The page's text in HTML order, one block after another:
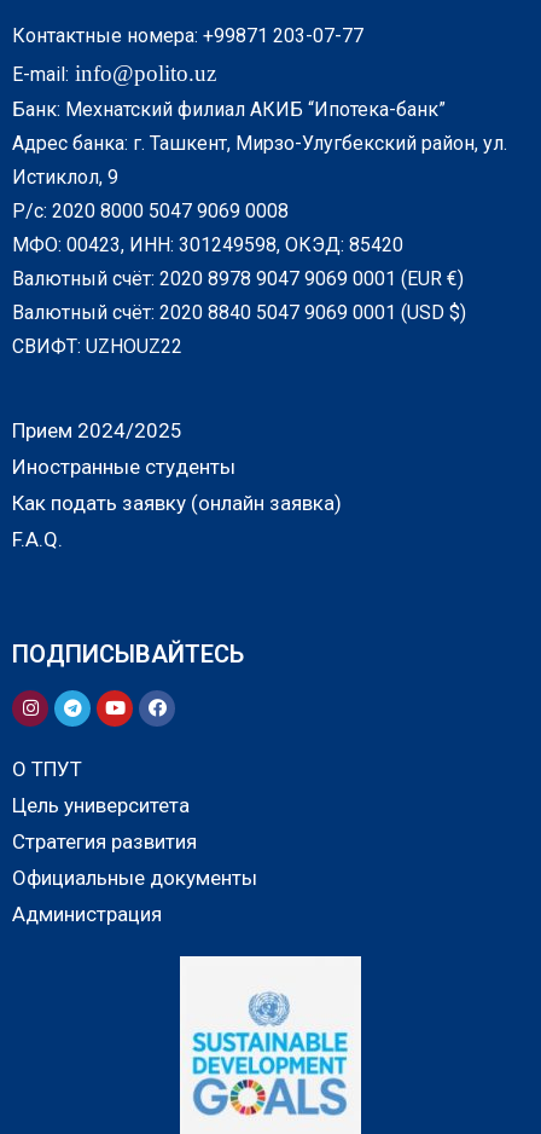
Контактные номера: +99871 203-07-77
E-mail: info@polito.uz
Банк: Мехнатский филиал АКИБ “Ипотека-банк”
Адрес банка: г. Ташкент, Мирзо-Улугбекский район, ул.
Истиклол, 9
Р/с: 2020 8000 5047 9069 0008
МФО: 00423, ИНН: 301249598, ОКЭД: 85420
Валютный счёт: 2020 8978 9047 9069 0001 (EUR €)
Валютный счёт: 2020 8840 5047 9069 0001 (USD $)
СВИФТ: UZHOUZ22
Прием 2024/2025
Иностранные студенты
Как подать заявку (онлайн заявка)
F.A.Q.
ПОДПИСЫВАЙТЕСЬ
О ТПУТ
Цель университета
Стратегия развития
Официальные документы
Администрация